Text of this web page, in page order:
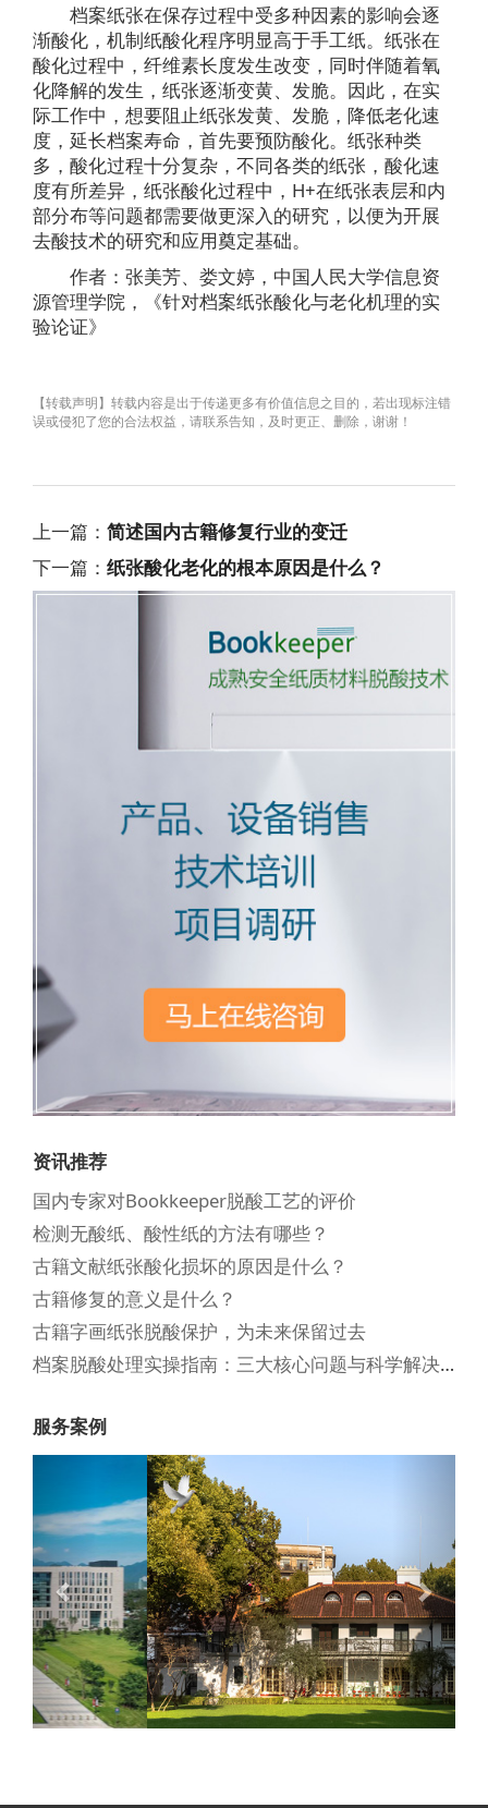
档案纸张在保存过程中受多种因素的影响会逐
渐酸化，机制纸酸化程序明显高于手工纸。纸张在
酸化过程中，纤维素长度发生改变，同时伴随着氧
化降解的发生，纸张逐渐变黄、发脆。因此，在实
际工作中，想要阻止纸张发黄、发脆，降低老化速
度，延长档案寿命，首先要预防酸化。纸张种类
多，酸化过程十分复杂，不同各类的纸张，酸化速
度有所差异，纸张酸化过程中，H+在纸张表层和内
部分布等问题都需要做更深入的研究，以便为开展
去酸技术的研究和应用奠定基础。
作者：张美芳、娄文婷，中国人民大学信息资
源管理学院，《针对档案纸张酸化与老化机理的实
验论证》
【转载声明】转载内容是出于传递更多有价值信息之目的，若出现标注错
误或侵犯了您的合法权益，请联系告知，及时更正、删除，谢谢！
上一篇： 简述国内古籍修复行业的变迁
下一篇： 纸张酸化老化的根本原因是什么？
资讯推荐
国内专家对Bookkeeper脱酸工艺的评价
检测无酸纸、酸性纸的方法有哪些？
古籍文献纸张酸化损坏的原因是什么？
古籍修复的意义是什么？
古籍字画纸张脱酸保护，为未来保留过去
档案脱酸处理实操指南：三大核心问题与科学解决方案
服务案例
Previous